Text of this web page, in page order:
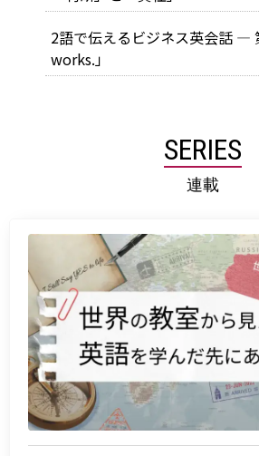
2語で伝えるビジネス英会話 —
works.」
SERIES
連載